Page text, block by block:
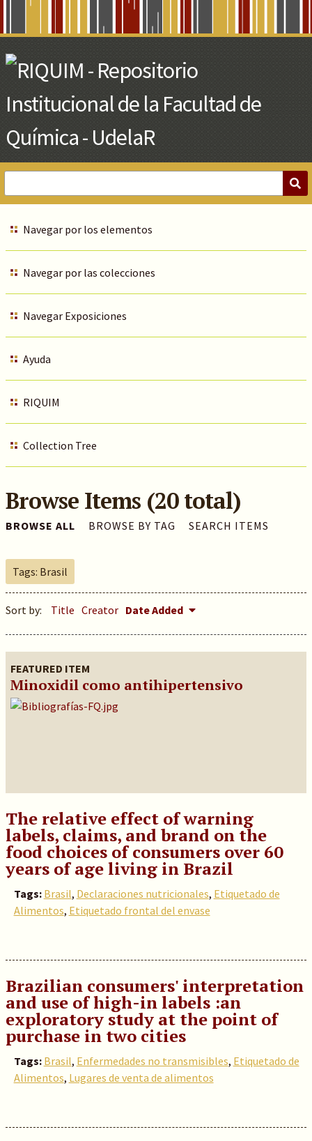
Main
Content
Navegar por los elementos
Navegar por las colecciones
Navegar Exposiciones
Ayuda
RIQUIM
Collection Tree
Browse Items (20 total)
BROWSE ALL BROWSE BY TAG SEARCH ITEMS
Tags: Brasil
Sort by: Title Creator Date Added
FEATURED ITEM
Minoxidil como antihipertensivo
The relative effect of warning
labels, claims, and brand on the
food choices of consumers over 60
years of age living in Brazil
Tags: Brasil, Declaraciones nutricionales, Etiquetado de
Alimentos, Etiquetado frontal del envase
Brazilian consumers' interpretation
and use of high-in labels :an
exploratory study at the point of
purchase in two cities
Tags: Brasil, Enfermedades no transmisibles, Etiquetado de
Alimentos, Lugares de venta de alimentos